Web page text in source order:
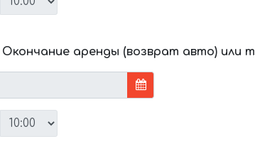
Окончание аренды (возврат авто) или